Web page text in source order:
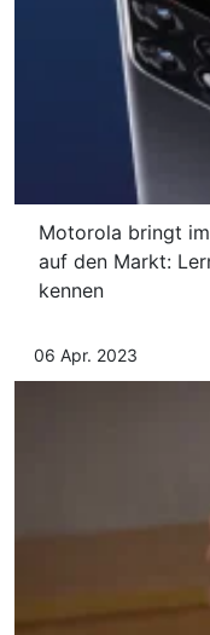
Motorola bringt
auf den Markt:
kennen
06 Apr. 2023